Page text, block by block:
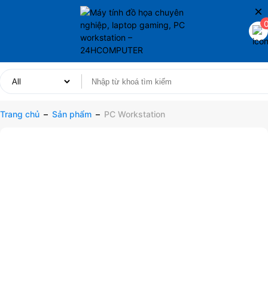
Trang chủ – Sản phẩm – PC Workstation
×